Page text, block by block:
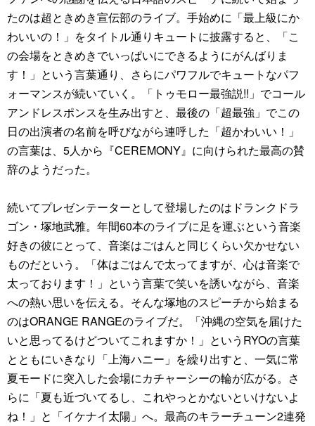
たのは超ときめき宣伝部のライブ。手始めに「最上級にか
わいいの！」をタイトル通りキュートに披露すると、「こ
の会場をときめきでいっぱいにできるようにがんばりま
す！」という言葉通り、さらにパワフルでキュートなパフ
ォーマンスが続いていく。「トゥモロー最強説!!」でコール
アンドレスポンスを生み出すと、最後の「超最強」でこの
日の出演者の名前を呼びながら連呼した「超かわいい！」
の言葉は、5人から『CEREMONY』に向けられた最高の賛
辞のようだった。
続いてプレゼンテーターとして登場したのはドランクドラ
ゴン・塚地武雅。年間60本のライブに足を運ぶという音楽
好きの彼にとって、音楽はごはんと同じくらい欠かせない
ものだという。「体はごはんで太ってますが、心は音楽で
太っております！」という言葉で笑いを誘いながら、音楽
への熱い思いを伝える。そんな塚地のスピーチから始まる
のはORANGE RANGEのライブだ。「沖縄の空気を届けた
いと思ってるけどついてこれますか！」というRYOの言葉
とともにいきなり「上海ハニー」を繰り出すと、一気に常
夏モードに突入した会場にカチャーシーの輪が広がる。さ
らに「夏も近づいてるし、これやっとかないといけないよ
ね！」と「イケナイ太陽」へ。最高のキラーチューン2連発